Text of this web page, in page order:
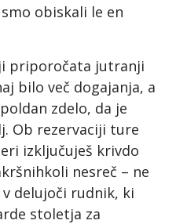
obiskali le en
priporočata jutranji
bilo več dogajanja, a
zdelo, da je
Ob rezervaciji ture
izključuješ krivdo
nesreč – ne
delujoči rudnik, ki
stoletja za